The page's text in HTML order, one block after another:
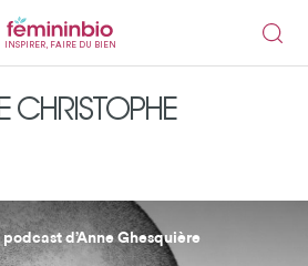
INSPIRER, FAIRE DU BIEN
CHRISTOPHE
d’Anne Ghesquière